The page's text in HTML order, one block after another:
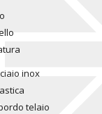
inox
telaio